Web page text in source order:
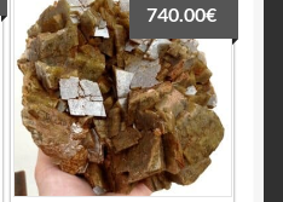
740.00€